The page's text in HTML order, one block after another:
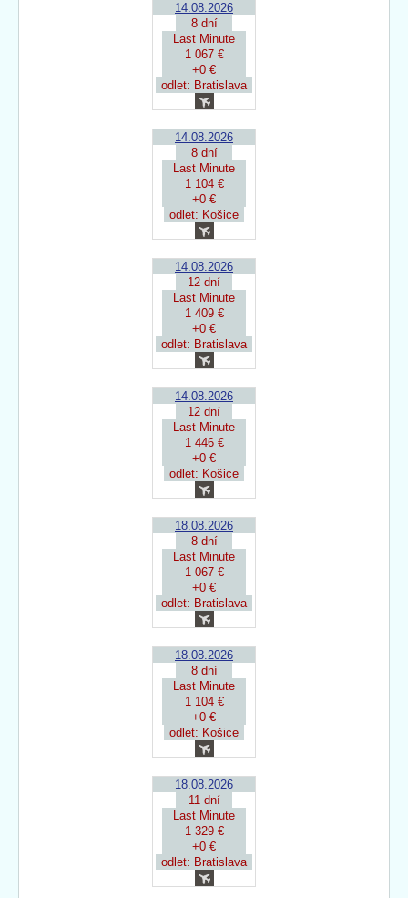
14.08.2026
8 dní
Last Minute
1 067 €
+0 €
odlet: Bratislava
14.08.2026
8 dní
Last Minute
1 104 €
+0 €
odlet: Košice
14.08.2026
12 dní
Last Minute
1 409 €
+0 €
odlet: Bratislava
14.08.2026
12 dní
Last Minute
1 446 €
+0 €
odlet: Košice
18.08.2026
8 dní
Last Minute
1 067 €
+0 €
odlet: Bratislava
18.08.2026
8 dní
Last Minute
1 104 €
+0 €
odlet: Košice
18.08.2026
11 dní
Last Minute
1 329 €
+0 €
odlet: Bratislava